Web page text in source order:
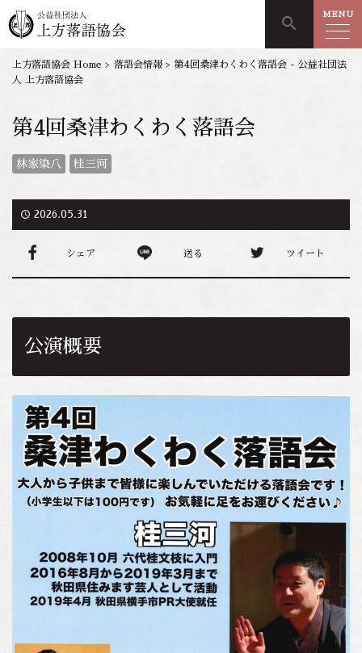
search MENU
上方落語協会 Home > 落語会情報 > 第4回桑津わくわく落語会 - 公益社団法
人 上方落語協会
第4回桑津わくわく落語会
林家染八 桂三河
access_time 2026.05.31
シェア 送る ツイート
公演概要